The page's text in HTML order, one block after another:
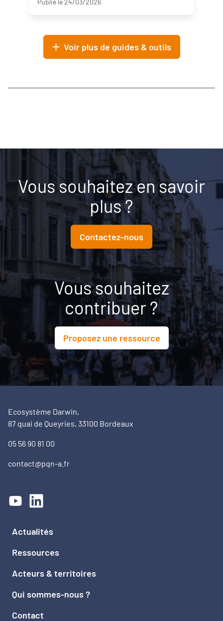
Publié le 24/03/2026
Voir plus de guides & outils
Vous souhaitez en savoir
plus ?
Contactez-nous
Vous souhaitez
contribuer ?
Proposez une ressource
Ecosystème Darwin,
87 quai de Queyries, 33100 Bordeaux
05 56 90 81 00
contact@pqn-a.fr
Actualités
Ressources
Acteurs & territoires
Qui sommes-nous ?
Contact